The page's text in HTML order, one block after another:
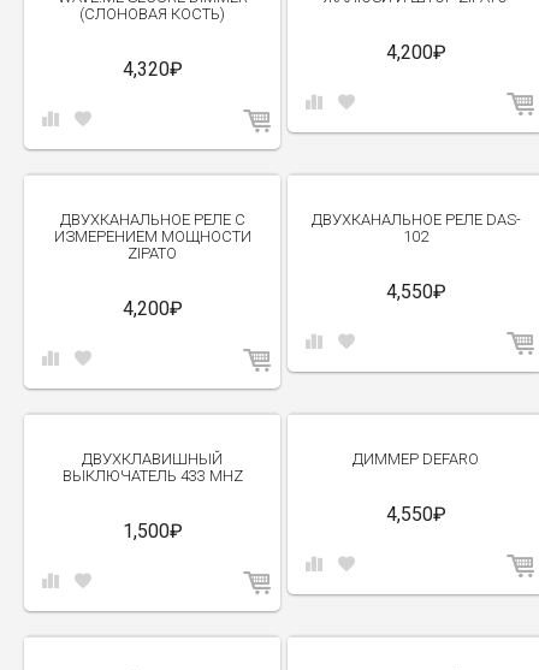
(СЛОНОВАЯ КОСТЬ)
4,320₽
4,200₽
ДВУХКАНАЛЬНОЕ РЕЛЕ C
ИЗМЕРЕНИЕМ МОЩНОСТИ
ZIPATO
4,200₽
ДВУХКАНАЛЬНОЕ РЕЛЕ DAS-
102
4,550₽
ДВУХКЛАВИШНЫЙ
ВЫКЛЮЧАТЕЛЬ 433 MHZ
1,500₽
ДИММЕР DEFARO
4,550₽